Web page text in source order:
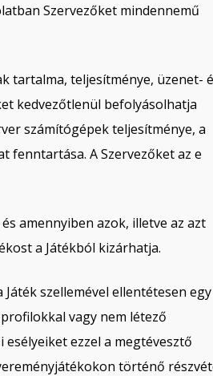
Szervezőket mindennemű
tartalma, teljesítménye, üzenet-
kedvezőtlenül befolyásolhatja
számítógépek teljesítménye, a
fenntartása. A Szervezőket az e
amennyiben azok, illetve az azt
a Játékból kizárhatja.
szellemével ellentétesen egy
vagy nem létező
ezzel a megtévesztő
történő